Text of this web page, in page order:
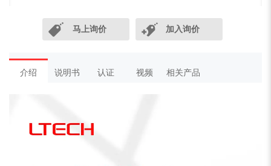
马上询价 加入询价
介绍 说明书 认证 视频 相关产品